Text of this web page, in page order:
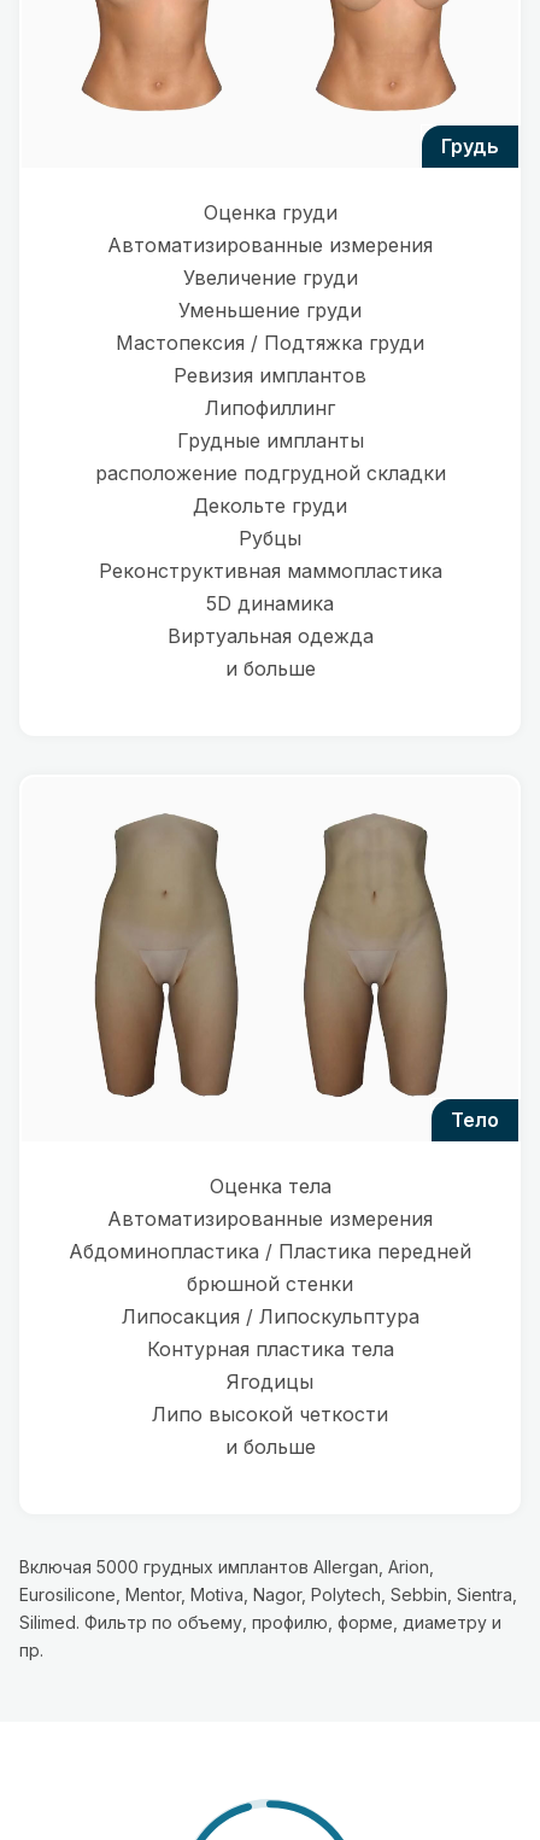
грудь
Оценка груди
Автоматизированные измерения
Увеличение груди
Уменьшение груди
Мастопексия / Подтяжка груди
Ревизия имплантов
Липофиллинг
Грудные импланты
расположение подгрудной складки
Декольте груди
Рубцы
Реконструктивная маммопластика
5D динамика
Виртуальная одежда
и больше
тело
Оценка тела
Автоматизированные измерения
Абдоминопластика / Пластика передней
брюшной стенки
Липосакция / Липоскульптура
Контурная пластика тела
Ягодицы
Липо высокой четкости
и больше
Включая 5000 грудных имплантов Allergan, Arion,
Eurosilicone, Mentor, Motiva, Nagor, Polytech, Sebbin, Sientra,
Silimed. Фильтр по объему, профилю, форме, диаметру и
пр.